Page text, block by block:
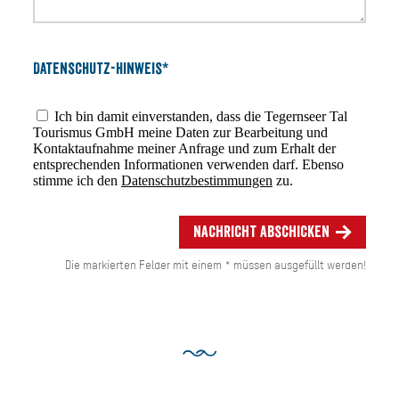
Datenschutz-Hinweis*
Ich bin damit einverstanden, dass die Tegernseer Tal
Tourismus GmbH meine Daten zur Bearbeitung und
Kontaktaufnahme meiner Anfrage und zum Erhalt der
entsprechenden Informationen verwenden darf. Ebenso
stimme ich den Datenschutzbestimmungen zu.
Nachricht abschicken
Die markierten Felder mit einem * müssen ausgefüllt werden!